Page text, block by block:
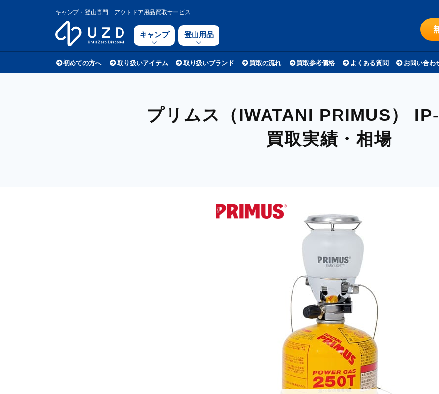
キャンプ・登山専門 アウトドア用品買取サービス
キャンプ 登山用品
初めての方へ 取り扱いアイテム 取り扱いブランド 買取の流れ 買取参考価格 よくある質問 お問い合わ
プリムス（IWATANI PRIMUS）
買取実績・相場